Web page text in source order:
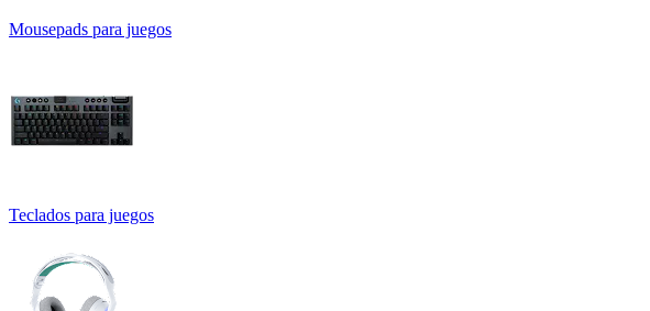
Mousepads para juegos
Teclados para juegos